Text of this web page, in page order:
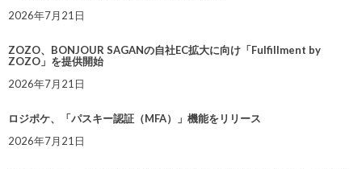
2026年7月21日
ZOZO、BONJOUR SAGANの自社EC拡大に向け「Fulfillment by
ZOZO」を提供開始
2026年7月21日
ロジポケ、「パスキー認証（MFA）」機能をリリース
2026年7月21日